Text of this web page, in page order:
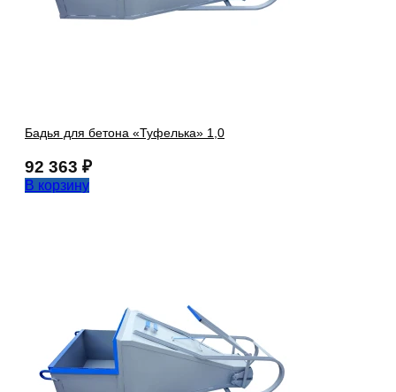
Бадья для бетона «Туфелька» 1,0
92 363 ₽
В корзину